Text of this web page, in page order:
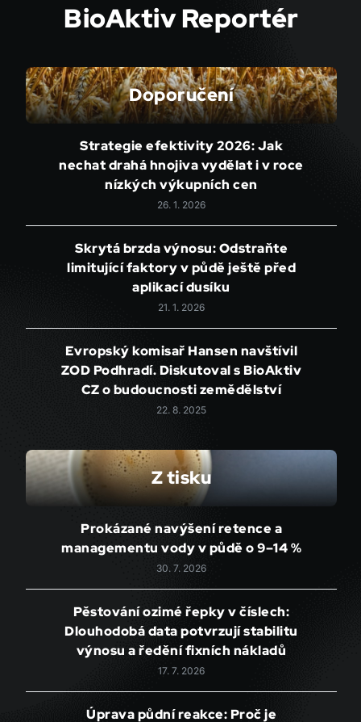
BioAktiv Reportér
Doporučení
Strategie efektivity 2026: Jak
nechat drahá hnojiva vydělat i v roce
nízkých výkupních cen
26. 1. 2026
Skrytá brzda výnosu: Odstraňte
limitující faktory v půdě ještě před
aplikací dusíku
21. 1. 2026
Evropský komisař Hansen navštívil
ZOD Podhradí. Diskutoval s BioAktiv
CZ o budoucnosti zemědělství
22. 8. 2025
Z tisku
Prokázané navýšení retence a
managementu vody v půdě o 9–14 %
30. 7. 2026
Pěstování ozimé řepky v číslech:
Dlouhodobá data potvrzují stabilitu
výnosu a ředění fixních nákladů
17. 7. 2026
Úprava půdní reakce: Proč je